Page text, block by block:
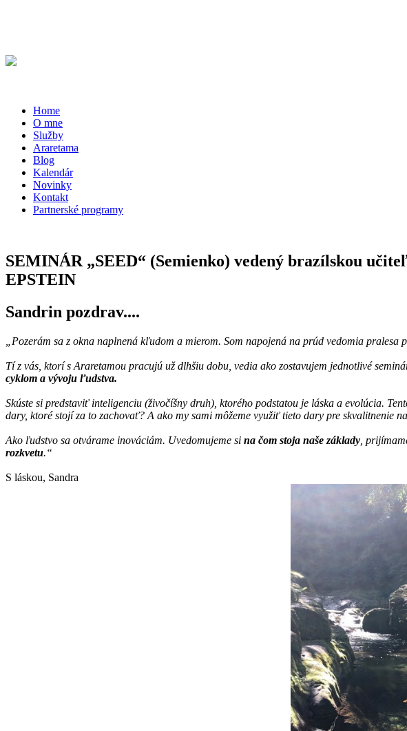
Home
O mne
Služby
Araretama
Blog
Kalendár
Novinky
Kontakt
Partnerské programy
SEMINÁR „SEED“ (Semienko) vedený brazílskou
EPSTEIN
Sandrin pozdrav....
„Pozerám sa z okna naplnená kľudom a mierom. Som napojená na prúd vedomia pralesa
Tí z vás, ktorí s Araretamou pracujú už dlhšiu dobu, vedia ako zostavujem jednotlivé
cyklom a vývoju ľudstva.
Skúste si predstaviť inteligenciu (živočíšny druh), ktorého podstatou je láska a evolúcia.
dary, ktoré stojí za to zachovať? A ako my sami môžeme využiť tieto dary pre skvalitnenie
Ako ľudstvo sa otvárame inováciám. Uvedomujeme si na čom stoja naše základy ,
rozkvetu.“
S láskou, Sandra